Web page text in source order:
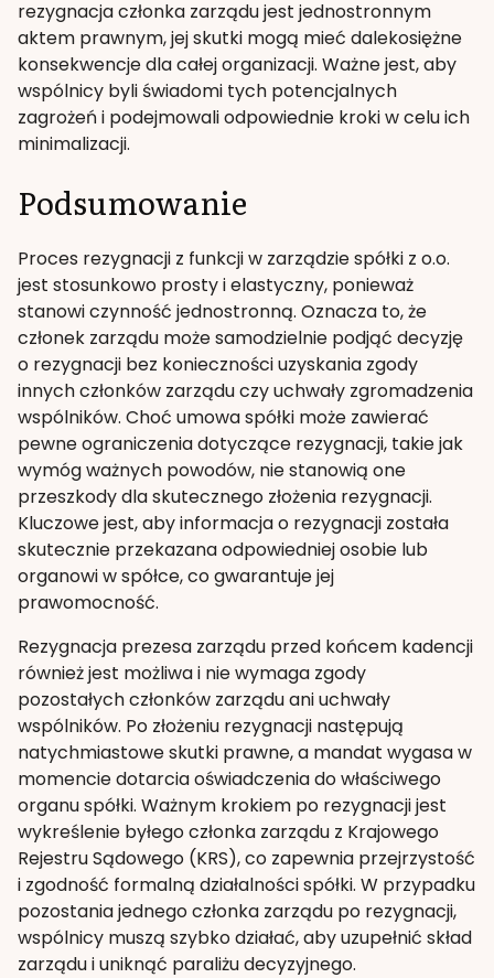
rezygnacja członka zarządu jest jednostronnym
aktem prawnym, jej skutki mogą mieć dalekosiężne
konsekwencje dla całej organizacji. Ważne jest, aby
wspólnicy byli świadomi tych potencjalnych
zagrożeń i podejmowali odpowiednie kroki w celu ich
minimalizacji.
Podsumowanie
Proces rezygnacji z funkcji w zarządzie spółki z o.o.
jest stosunkowo prosty i elastyczny, ponieważ
stanowi czynność jednostronną. Oznacza to, że
członek zarządu może samodzielnie podjąć decyzję
o rezygnacji bez konieczności uzyskania zgody
innych członków zarządu czy uchwały zgromadzenia
wspólników. Choć umowa spółki może zawierać
pewne ograniczenia dotyczące rezygnacji, takie jak
wymóg ważnych powodów, nie stanowią one
przeszkody dla skutecznego złożenia rezygnacji.
Kluczowe jest, aby informacja o rezygnacji została
skutecznie przekazana odpowiedniej osobie lub
organowi w spółce, co gwarantuje jej
prawomocność.
Rezygnacja prezesa zarządu przed końcem kadencji
również jest możliwa i nie wymaga zgody
pozostałych członków zarządu ani uchwały
wspólników. Po złożeniu rezygnacji następują
natychmiastowe skutki prawne, a mandat wygasa w
momencie dotarcia oświadczenia do właściwego
organu spółki. Ważnym krokiem po rezygnacji jest
wykreślenie byłego członka zarządu z Krajowego
Rejestru Sądowego (KRS), co zapewnia przejrzystość
i zgodność formalną działalności spółki. W przypadku
pozostania jednego członka zarządu po rezygnacji,
wspólnicy muszą szybko działać, aby uzupełnić skład
zarządu i uniknąć paraliżu decyzyjnego.